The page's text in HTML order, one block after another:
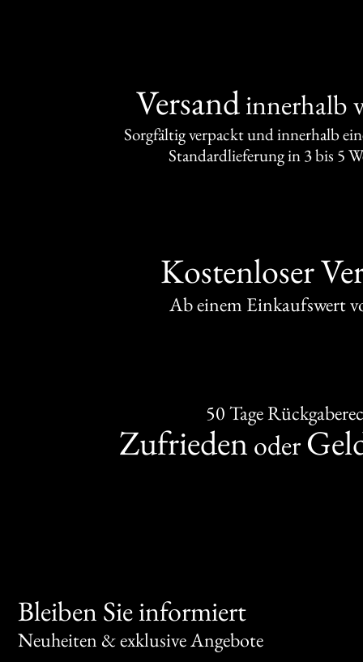
Versandinnerhalb
Sorgfältig verpackt und innerhalb
Standardlieferung in 3 bis 5
Kostenloser
Ab einem Einkaufswert
50 Tage
Zufrieden oder
Bleiben Sie informiert
Neuheiten & exklusive Angebote